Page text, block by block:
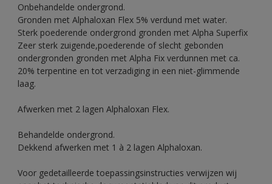
Onbehandelde ondergrond.
Gronden met Alphaloxan Flex 5% verdund met water.
Sterk poederende ondergrond gronden met Alpha Superfix
Zeer sterk zuigende,poederende of slecht gebonden
ondergronden gronden met Alpha Fix verdunnen met ca.
20% terpentine en tot verzadiging in een niet-glimmende
laag.
Afwerken met 2 lagen Alphaloxan Flex.
Behandelde ondergrond.
Dekkend afwerken met 1 à 2 lagen Alphaloxan.
Voor gedetailleerde toepassingsinstructies verwijzen wij